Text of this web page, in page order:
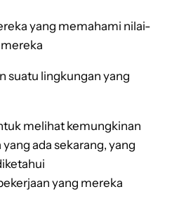
yang memahami nilai-
suatu lingkungan yang
melihat kemungkinan
ada sekarang, yang
yang mereka